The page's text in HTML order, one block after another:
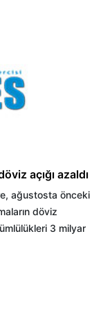
açığı azaldı
ağustosta önceki
döviz
3 milyar